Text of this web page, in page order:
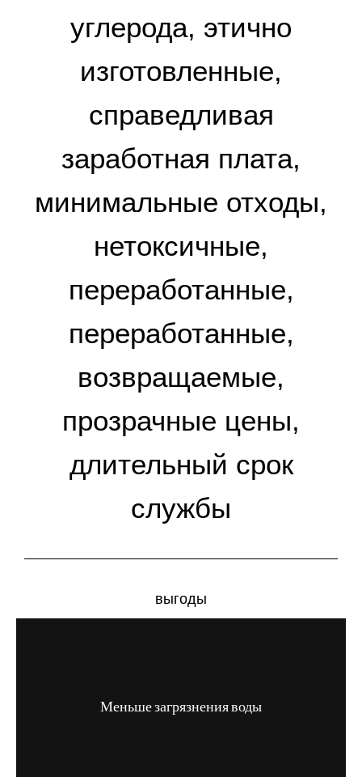
углерода, этично
изготовленные,
справедливая
заработная плата,
минимальные отходы,
нетоксичные,
переработанные,
переработанные,
возвращаемые,
прозрачные цены,
длительный срок
службы
выгоды
Меньше загрязнения воды